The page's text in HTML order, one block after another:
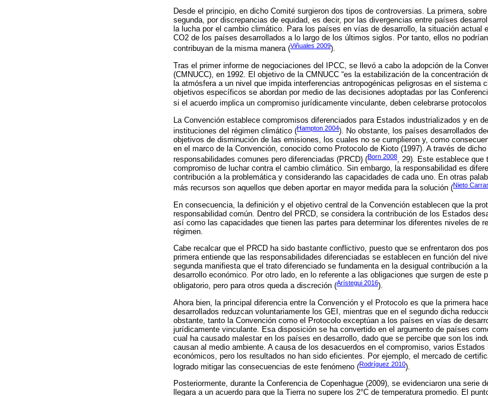
Desde el principio, en dicho Comité surgieron dos tipos de controversias. La primera,
segunda, por discrepancias de equidad, es decir, por las divergencias entre países
la lucha por el cambio climático. Para los países en vías de desarrollo, la situación actual
CO2 de los países desarrollados a lo largo de los últimos siglos. Por tanto, ellos no
contribuyan de la misma manera (Viñuales 2009).
Tras el primer informe de negociaciones del IPCC, se llevó a cabo la adopción de la
(CMNUCC), en 1992. El objetivo de la CMNUCC “es la estabilización de la concentración
la atmósfera a un nivel que impida interferencias antropogénicas peligrosas en el sistema
objetivos específicos se abordan por medio de las decisiones adoptadas por las
si el acuerdo implica un compromiso jurídicamente vinculante, deben celebrarse
La Convención establece compromisos diferenciados para Estados industrializados y en
instituciones del régimen climático (Hampton 2004). No obstante, los países desarrollados
objetivos de disminución de las emisiones, los cuales no se cumplieron y, como
en el marco de la Convención, conocido como Protocolo de Kioto (1997). A través de
responsabilidades comunes pero diferenciadas (PRCD) (Born 2008, 29). Este establece que
compromiso de luchar contra el cambio climático. Sin embargo, la responsabilidad es
contribución a la problemática y considerando las capacidades de cada uno. En otras
más recursos son aquellos que deben aportar en mayor medida para la solución (Nieto
En consecuencia, la definición y el objetivo central de la Convención establecen que la
responsabilidad común. Dentro del PRCD, se considera la contribución de los Estados
así como las capacidades que tienen las partes para determinar los diferentes niveles de
régimen.
Cabe recalcar que el PRCD ha sido bastante conflictivo, puesto que se enfrentaron dos
primera entiende que las responsabilidades diferenciadas se establecen en función del
segunda manifiesta que el trato diferenciado se fundamenta en la desigual contribución a
desarrollo económico. Por otro lado, en lo referente a las obligaciones que surgen de este
obligatorio, pero para otros queda a discreción (Arístegui 2016).
Ahora bien, la principal diferencia entre la Convención y el Protocolo es que la primera
desarrollados reduzcan voluntariamente los GEI, mientras que en el segundo dicha
obstante, tanto la Convención como el Protocolo exceptúan a los países en vías de
jurídicamente vinculante. Esa disposición se ha convertido en el argumento de países
cual ha causado malestar en los países en desarrollo, dado que se percibe que son los
causan al medio ambiente. A causa de los desacuerdos en el compromiso, varios
económicos, pero los resultados no han sido eficientes. Por ejemplo, el mercado de
logrado mitigar las consecuencias de este fenómeno (Rodríguez 2010).
Posteriormente, durante la Conferencia de Copenhague (2009), se evidenciaron una serie
llegara a un acuerdo para que la Tierra no supere los 2°C de temperatura promedio. El